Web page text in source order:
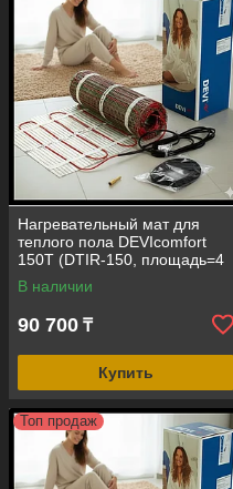
Нагревательный мат для
теплого пола DEVIcomfort
150T (DTIR-150, площадь=4
кв.м, 600 Вт, размер=0,5 м*8
м)
В наличии
90 700 ₸
Купить
Топ продаж